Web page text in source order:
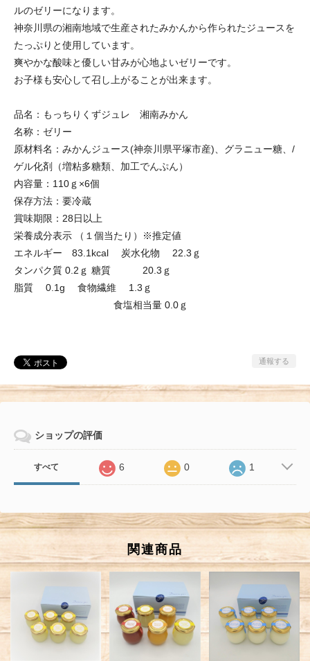
ルのゼリーになります。
神奈川県の湘南地域で生産されたみかんから作られたジュースを
たっぷりと使用しています。
爽やかな酸味と優しい甘みが心地よいゼリーです。
お子様も安心して召し上がることが出来ます。
品名：もっちりくずジュレ 湘南みかん
名称：ゼリー
原材料名：みかんジュース(神奈川県平塚市産)、グラニュー糖、/
ゲル化剤（増粘多糖類、加工でんぷん）
内容量：110ｇ×6個
保存方法：要冷蔵
賞味期限：28日以上
栄養成分表示 （１個当たり）※推定値
エネルギー 83.1kcal 炭水化物 22.3ｇ
タンパク質 0.2ｇ 糖質 20.3ｇ
脂質 0.1g 食物繊維 1.3ｇ
食塩相当量 0.0ｇ
通報する
ショップの評価
すべて 6 0 1
関連商品